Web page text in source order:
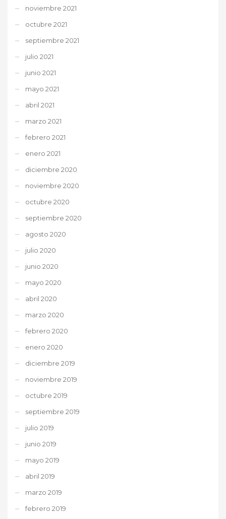
noviembre 2021
octubre 2021
septiembre 2021
julio 2021
junio 2021
mayo 2021
abril 2021
marzo 2021
febrero 2021
enero 2021
diciembre 2020
noviembre 2020
octubre 2020
septiembre 2020
agosto 2020
julio 2020
junio 2020
mayo 2020
abril 2020
marzo 2020
febrero 2020
enero 2020
diciembre 2019
noviembre 2019
octubre 2019
septiembre 2019
julio 2019
junio 2019
mayo 2019
abril 2019
marzo 2019
febrero 2019